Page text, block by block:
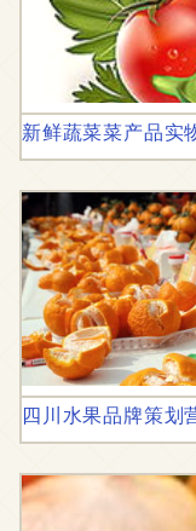
新鲜蔬菜菜产品
四川水果品牌策划